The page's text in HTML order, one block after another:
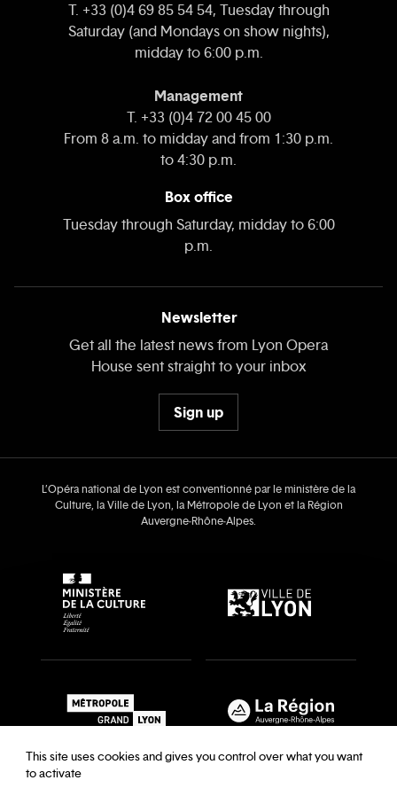
T. +33 (0)4 69 85 54 54, Tuesday through
Saturday (and Mondays on show nights),
midday to 6:00 p.m.
Management
T. +33 (0)4 72 00 45 00
From 8 a.m. to midday and from 1:30 p.m.
to 4:30 p.m.
Box office
Tuesday through Saturday, midday to 6:00
p.m.
Newsletter
Get all the latest news from Lyon Opera
House sent straight to your inbox
Sign up
L’Opéra national de Lyon est conventionné par le ministère de la
Culture, la Ville de Lyon, la Métropole de Lyon et la Région
Auvergne‑Rhône‑Alpes.
This site uses cookies and gives you control over what you want
to activate